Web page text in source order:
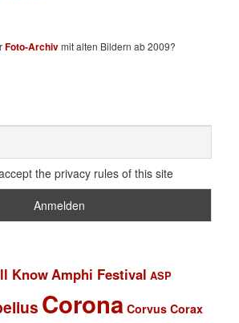
Foto-Archivmit alten Bildern ab 2009?
the privacy rules of this site
KnowAmphi Festival ASP
Corona Corvus Corax